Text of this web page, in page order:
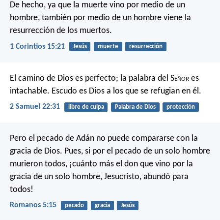
De hecho, ya que la muerte vino por medio de un
hombre, también por medio de un hombre viene la
resurrección de los muertos.
1 Corintios 15:21 Jesús muerte resurrección
El camino de Dios es perfecto; la palabra del Señor es
intachable. Escudo es Dios a los que se refugian en él.
2 Samuel 22:31 libre de culpa Palabra de Dios protección
Pero el pecado de Adán no puede compararse con la
gracia de Dios. Pues, si por el pecado de un solo hombre
murieron todos, ¡cuánto más el don que vino por la
gracia de un solo hombre, Jesucristo, abundó para
todos!
Romanos 5:15 pecado gracia Jesús